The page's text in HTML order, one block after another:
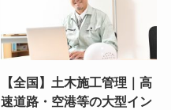
【全国】土木施工管理｜高
速道路・空港等の大型イン